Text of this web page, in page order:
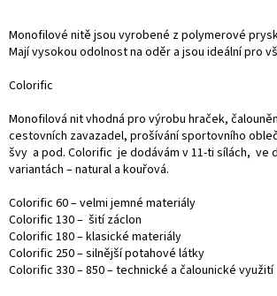
Monofilové nitě jsou vyrobené z polymerové
Mají vysokou odolnost na oděr a jsou ideální pro
Colorific
Monofilová nit vhodná pro výrobu hraček,
cestovních zavazadel, prošívání sportovního
švy a pod. Colorific je dodávám v 11-ti sílách, ve
variantách – natural a kouřová.
Colorific 60 – velmi jemné materiály
Colorific 130 – šití záclon
Colorific 180 – klasické materiály
Colorific 250 – silnější potahové látky
Colorific 330 – 850 – technické a čalounické využití